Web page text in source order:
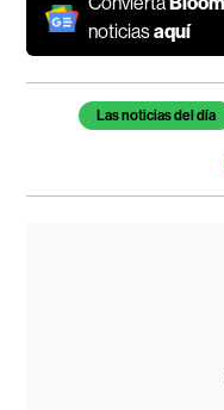
noticiasaquí
Temas de este
Las noticias del día